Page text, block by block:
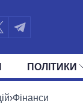
ПОЛIТИКИ
ПРЕЗИДЕНТ І ОФІС
›Фінанси